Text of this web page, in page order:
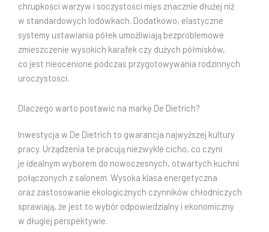
chrupkości warzyw i soczystości mięs znacznie dłużej niż
w standardowych lodówkach. Dodatkowo, elastyczne
systemy ustawiania półek umożliwiają bezproblemowe
zmieszczenie wysokich karafek czy dużych półmisków,
co jest nieocenione podczas przygotowywania rodzinnych
uroczystości.
Dlaczego warto postawić na markę De Dietrich?
Inwestycja w De Dietrich to gwarancja najwyższej kultury
pracy. Urządzenia te pracują niezwykle cicho, co czyni
je idealnym wyborem do nowoczesnych, otwartych kuchni
połączonych z salonem. Wysoka klasa energetyczna
oraz zastosowanie ekologicznych czynników chłodniczych
sprawiają, że jest to wybór odpowiedzialny i ekonomiczny
w długiej perspektywie.